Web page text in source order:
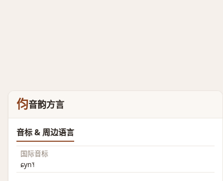
伨音韵方言
音标 & 周边语言
国际音标
ɕyn˥˧